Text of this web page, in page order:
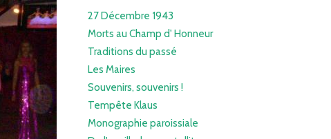
27 Décembre 1943
Morts au Champ d' Honneur
Traditions du passé
Les Maires
Souvenirs, souvenirs !
Tempête Klaus
Monographie paroissiale